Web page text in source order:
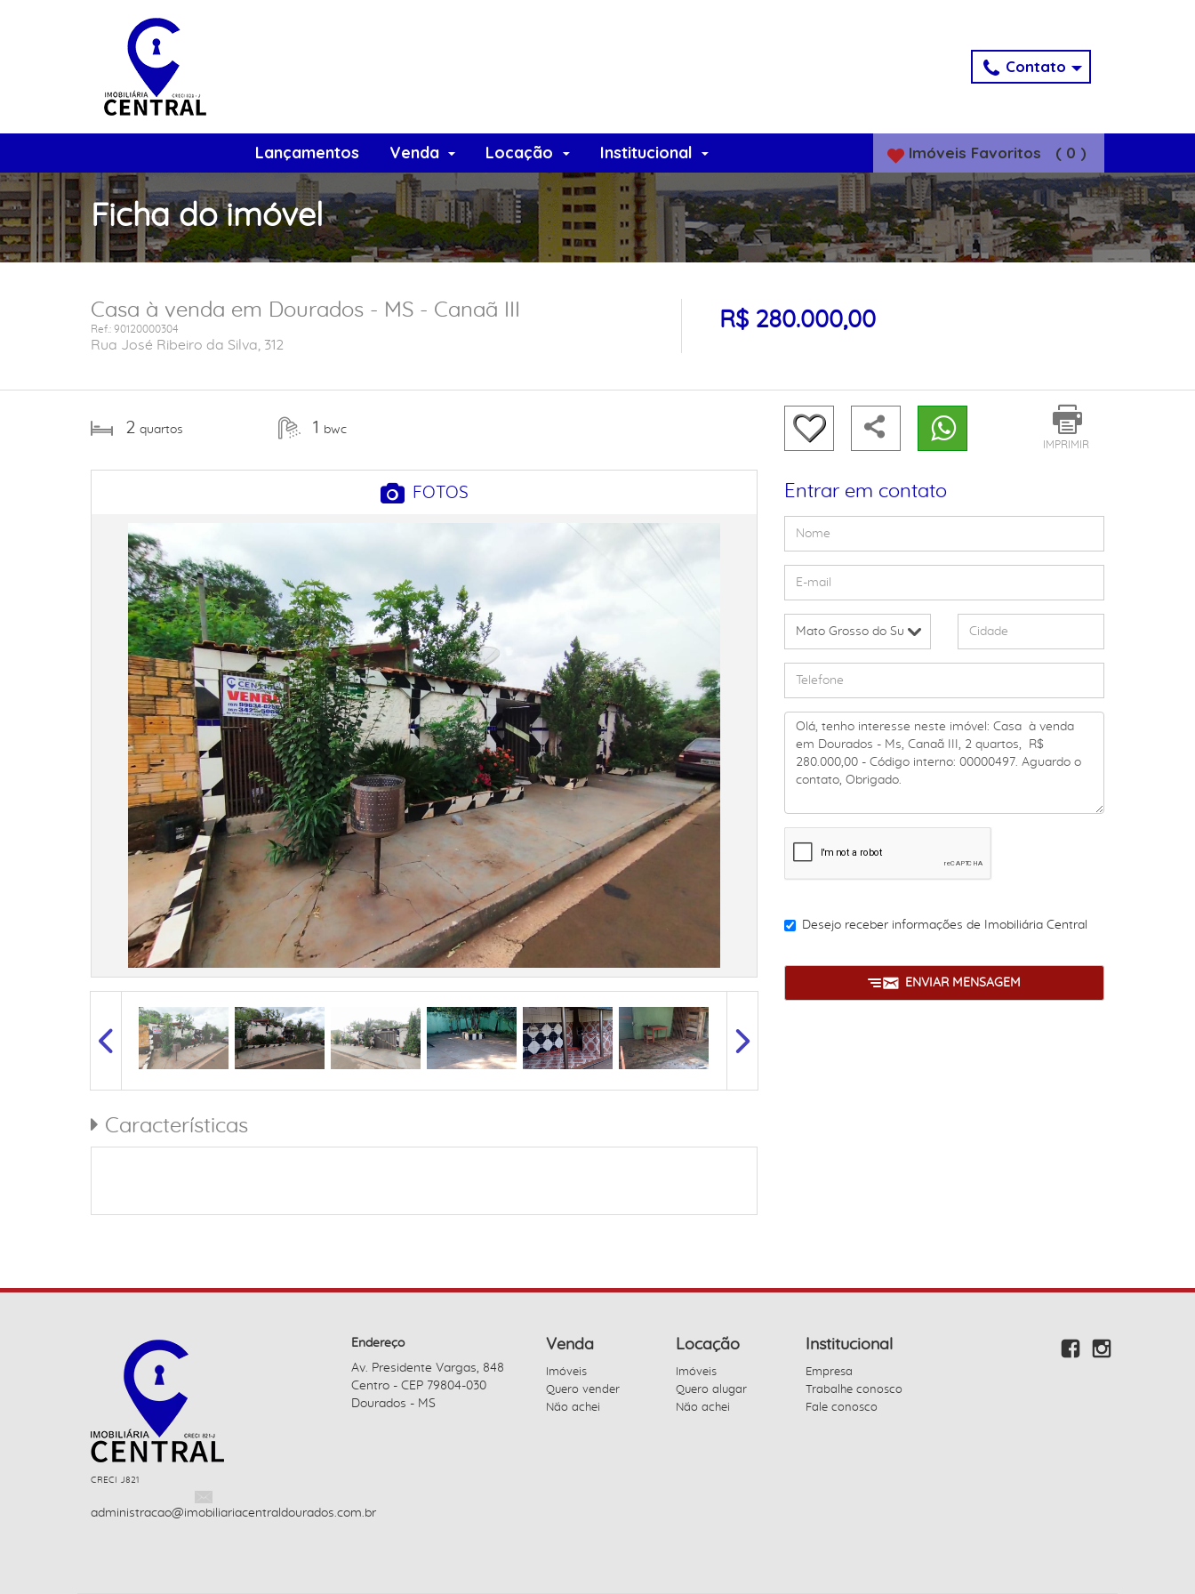
Contato
Lançamentos Venda Locação Institucional Imóveis Favoritos ( 0 )
Ficha do imóvel
Casa à venda em Dourados - MS - Canaã III
Ref.: 90120000304
Rua José Ribeiro da Silva, 312
R$ 280.000,00
2 quartos 1 bwc
FOTOS
IMPRIMIR
Entrar em contato
Desejo receber informações de Imobiliária Central
ENVIAR MENSAGEM
Características
CRECI J821
administracao@imobiliariacentraldourados.com.br
Endereço
Av. Presidente Vargas, 848
Centro - CEP 79804-030
Dourados - MS
Venda
Imóveis
Quero vender
Não achei
Locação
Imóveis
Quero alugar
Não achei
Institucional
Empresa
Trabalhe conosco
Fale conosco